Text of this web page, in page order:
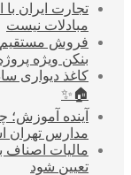
تجارت ایران
مبادلات نیست
فروش مستقیم
بنکن ویژه
کاغذ دیواری
🏠✨
آینده آموزش؛
مدارس تهران
مالیات اصناف
تعیین شود